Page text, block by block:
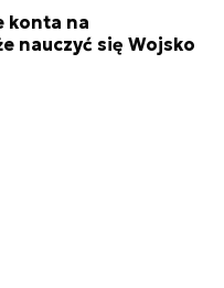
konta na
nauczyć się Wojsko